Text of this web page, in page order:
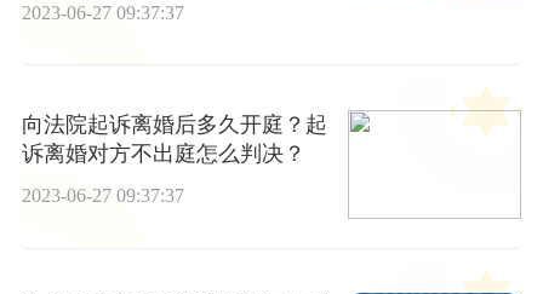
2023-06-27 09:37:37
向法院起诉离婚后多久开庭？起
诉离婚对方不出庭怎么判决？
2023-06-27 09:37:37